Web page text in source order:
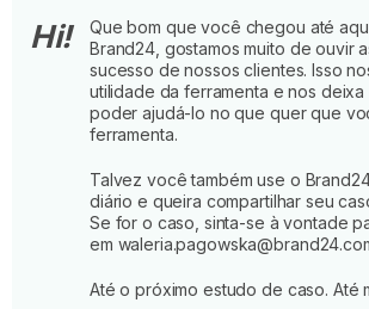
Hi!
Que bom que você chegou até
Brand24, gostamos muito de ouvir
sucesso de nossos clientes. Isso
utilidade da ferramenta e nos
poder ajudá-lo no que quer que
ferramenta.
Talvez você também use o
diário e queira compartilhar seu
Se for o caso, sinta-se à vontade
em
Até o próximo estudo de caso. Até